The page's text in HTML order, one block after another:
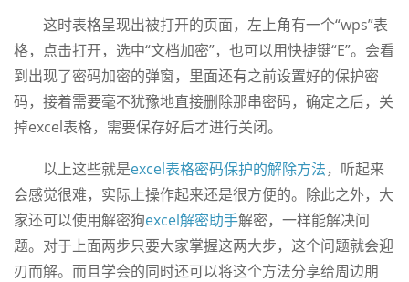
这时表格呈现出被打开的页面，左上角有一个“wps”表
格，点击打开，选中“文档加密”，也可以用快捷键“E”。会看
到出现了密码加密的弹窗，里面还有之前设置好的保护密
码，接着需要毫不犹豫地直接删除那串密码，确定之后，关
掉excel表格，需要保存好后才进行关闭。
以上这些就是excel表格密码保护的解除方法，听起来
会感觉很难，实际上操作起来还是很方便的。除此之外，大
家还可以使用解密狗excel解密助手解密，一样能解决问
题。对于上面两步只要大家掌握这两大步，这个问题就会迎
刃而解。而且学会的同时还可以将这个方法分享给周边朋